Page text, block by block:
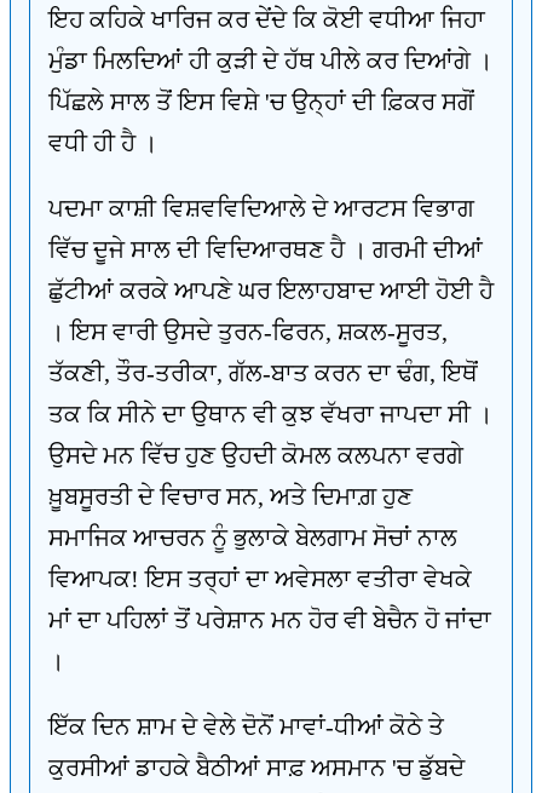
ਇਹ ਕਹਿਕੇ ਖਾਰਿਜ ਕਰ ਦੇਂਦੇ ਕਿ ਕੋਈ ਵਧੀਆ ਜਿਹਾ
ਮੁੰਡਾ ਮਿਲਦਿਆਂ ਹੀ ਕੁੜੀ ਦੇ ਹੱਥ ਪੀਲੇ ਕਰ ਦਿਆਂਗੇ ।
ਪਿੱਛਲੇ ਸਾਲ ਤੋਂ ਇਸ ਵਿਸ਼ੇ 'ਚ ਉਨ੍ਹਾਂ ਦੀ ਫ਼ਿਕਰ ਸਗੋਂ
ਵਧੀ ਹੀ ਹੈ ।
ਪਦਮਾ ਕਾਸ਼ੀ ਵਿਸ਼ਵਵਿਦਿਆਲੇ ਦੇ ਆਰਟਸ ਵਿਭਾਗ
ਵਿੱਚ ਦੂਜੇ ਸਾਲ ਦੀ ਵਿਦਿਆਰਥਣ ਹੈ । ਗਰਮੀ ਦੀਆਂ
ਛੁੱਟੀਆਂ ਕਰਕੇ ਆਪਣੇ ਘਰ ਇਲਾਹਬਾਦ ਆਈ ਹੋਈ ਹੈ
। ਇਸ ਵਾਰੀ ਉਸਦੇ ਤੁਰਨ-ਫਿਰਨ, ਸ਼ਕਲ-ਸੂਰਤ,
ਤੱਕਣੀ, ਤੌਰ-ਤਰੀਕਾ, ਗੱਲ-ਬਾਤ ਕਰਨ ਦਾ ਢੰਗ, ਇਥੋਂ
ਤਕ ਕਿ ਸੀਨੇ ਦਾ ਉਥਾਨ ਵੀ ਕੁਝ ਵੱਖਰਾ ਜਾਪਦਾ ਸੀ ।
ਉਸਦੇ ਮਨ ਵਿੱਚ ਹੁਣ ਉਹਦੀ ਕੋਮਲ ਕਲਪਨਾ ਵਰਗੇ
ਖ਼ੂਬਸੂਰਤੀ ਦੇ ਵਿਚਾਰ ਸਨ, ਅਤੇ ਦਿਮਾਗ਼ ਹੁਣ
ਸਮਾਜਿਕ ਆਚਰਨ ਨੂੰ ਭੁਲਾਕੇ ਬੇਲਗਾਮ ਸੋਚਾਂ ਨਾਲ
ਵਿਆਪਕ! ਇਸ ਤਰ੍ਹਾਂ ਦਾ ਅਵੇਸਲਾ ਵਤੀਰਾ ਵੇਖਕੇ
ਮਾਂ ਦਾ ਪਹਿਲਾਂ ਤੋਂ ਪਰੇਸ਼ਾਨ ਮਨ ਹੋਰ ਵੀ ਬੇਚੈਨ ਹੋ ਜਾਂਦਾ
।
ਇੱਕ ਦਿਨ ਸ਼ਾਮ ਦੇ ਵੇਲੇ ਦੋਨੋਂ ਮਾਵਾਂ-ਧੀਆਂ ਕੋਠੇ ਤੇ
ਕੁਰਸੀਆਂ ਡਾਹਕੇ ਬੈਠੀਆਂ ਸਾਫ਼ ਅਸਮਾਨ 'ਚ ਡੁੱਬਦੇ